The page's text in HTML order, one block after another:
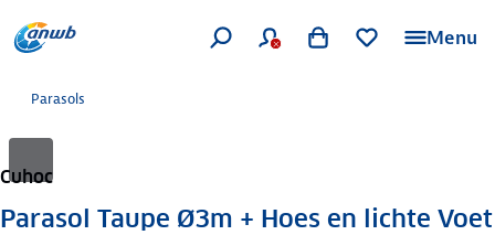
Menu
Parasols
Cuhoc
Parasol Taupe Ø3m + Hoes en lichte Voet